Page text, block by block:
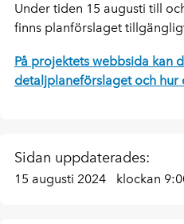
Under tiden 15 augusti till
finns planförslaget
På projektets webbsida kan
detaljplaneförslaget och hur
Sidan uppdaterades:
15 augusti 2024 klockan